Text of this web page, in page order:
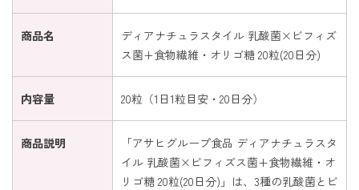
商品名
ディアナチュラスタイル 乳酸菌×ビフィズ
ス菌+食物繊維・オリゴ糖 20粒(20日分)
内容量 20粒（1日1粒目安・20日分）
商品説明
「アサヒグループ食品 ディアナチュラスタ
イル 乳酸菌×ビフィズス菌+食物繊維・オ
リゴ糖 20粒(20日分)」は、3種の乳酸菌とビ